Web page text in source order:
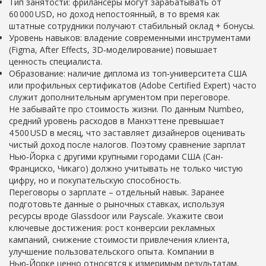
60 000 USD, но доход непостоянный, в то время как
штатные сотрудники получают стабильный оклад + бонусы.
Уровень навыков: владение современными инструментами
(Figma, After Effects, 3D‑моделирование) повышает
ценность специалиста.
Образование: наличие диплома из топ‑университета США
или профильных сертификатов (Adobe Certified Expert) часто
служит дополнительным аргументом при переговоре.
Не забывайте про стоимость жизни. По данным Numbeo,
средний уровень расходов в Манхэттене превышает
4 500 USD в месяц, что заставляет дизайнеров оценивать
чистый доход после налогов. Поэтому сравнение зарплат
Нью‑Йорка с другими крупными городами США (Сан-
Франциско, Чикаго) должно учитывать не только чистую
цифру, но и покупательскую способность.
Переговоры о зарплате – отдельный навык. Заранее
подготовьте данные о рыночных ставках, используя
ресурсы вроде Glassdoor или Payscale. Укажите свои
ключевые достижения: рост конверсии рекламных
кампаний, снижение стоимости привлечения клиента,
улучшение пользовательского опыта. Компании в
Нью‑Йорке ценно относятся к измеримым результатам,